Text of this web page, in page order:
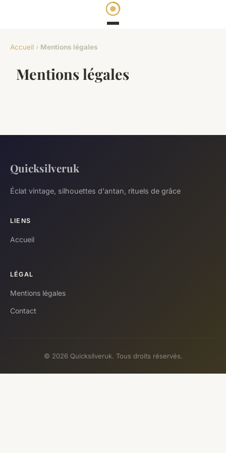
Accueil › Mentions légales
Mentions légales
Quicksilveruk
Éclat vintage, silhouettes d'antan, rituels de grâce
LIENS
Accueil
LÉGAL
Mentions légales
Contact
© 2026 Quicksilveruk. Tous droits réservés.